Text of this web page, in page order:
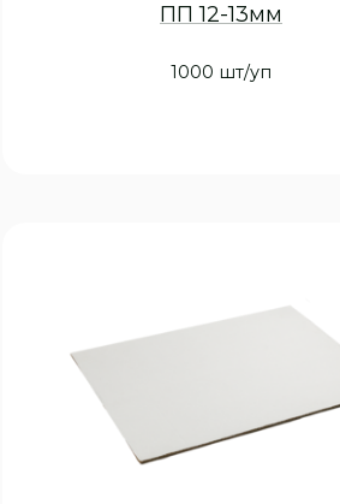
ПП 12-13мм
1000 шт/уп